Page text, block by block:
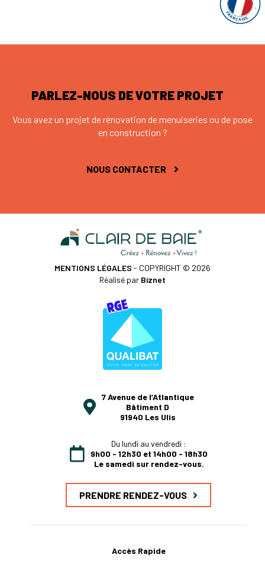
PARLEZ-NOUS DE VOTRE PROJET
Vous avez un projet de rénovation de menuiseries ou de pose
en construction ?
NOUS CONTACTER
7 Avenue de l’Atlantique
Bâtiment D
91940 Les Ulis
Du lundi au vendredi :
9h00 - 12h30 et 14h00 - 18h30
Le samedi sur rendez-vous.
PRENDRE RENDEZ-VOUS
MENTIONS LÉGALES - COPYRIGHT © 2026
Réalisé par Biznet
Accès Rapide